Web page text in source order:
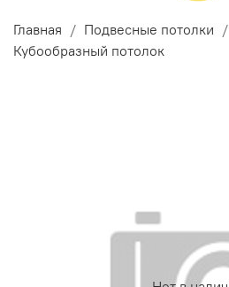
Главная
Подвесные потолки
Кубообразный потолок